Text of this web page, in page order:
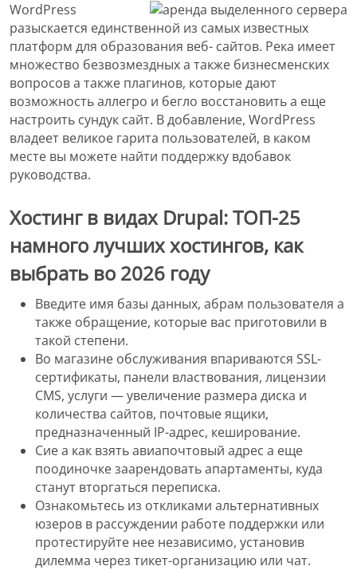
WordPress
разыскается единственной из самых известных
платформ для образования веб- сайтов. Река имеет
множество безвозмездных а также бизнесменских
вопросов а также плагинов, которые дают
возможность аллегро и бегло восстановить а еще
настроить сундук сайт. В добавление, WordPress
владеет великое гарита пользователей, в каком
месте вы можете найти поддержку вдобавок
руководства.
Хостинг в видах Drupal: ТОП-25
намного лучших хостингов, как
выбрать во 2026 году
Введите имя базы данных, абрам пользователя а
также обращение, которые вас приготовили в
такой степени.
Во магазине обслуживания впариваются SSL-
сертификаты, панели властвования, лицензии
CMS, услуги — увеличение размера диска и
количества сайтов, почтовые ящики,
предназначенный IP-адрес, кеширование.
Сие а как взять авиапочтовый адрес а еще
поодиночке заарендовать апартаменты, куда
станут вторгаться переписка.
Ознакомьтесь из откликами альтернативных
юзеров в рассуждении работе поддержки или
протестируйте нее независимо, установив
дилемма через тикет-организацию или чат.